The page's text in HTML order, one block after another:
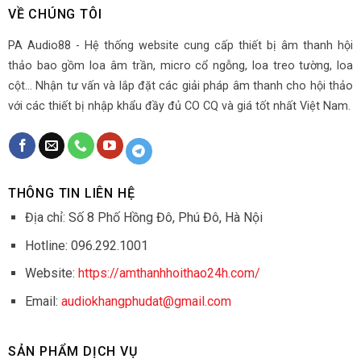
VỀ CHÚNG TÔI
PA Audio88 - Hệ thống website cung cấp thiết bị âm thanh hội
thảo bao gồm loa âm trần, micro cổ ngỗng, loa treo tường, loa
cột... Nhận tư vấn và lắp đặt các giải pháp âm thanh cho hội thảo
với các thiết bị nhập khẩu đầy đủ CO CQ và giá tốt nhất Việt Nam.
THÔNG TIN LIÊN HỆ
Địa chỉ: Số 8 Phố Hồng Đô, Phú Đô, Hà Nội
Hotline: 096.292.1001
Website: https://amthanhhoithao24h.com/
Email: audiokhangphudat@gmail.com
SẢN PHẨM DỊCH VỤ